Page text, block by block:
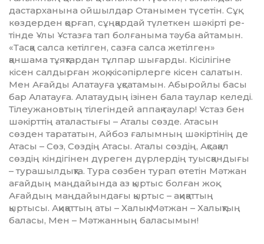
дастарханына ойшылдар Отаны­мен түсетін. Сұқ
көздерден қорғап, сұңқардай түлеткен шәкірті ре­
тінде Ұлы Ұстазға тап болғаныма тәуба айтамын.
«Тасқа салса кетіл­ген, сазға салса жетілген»
қаншама тұяқтардан тұлпар шығарды. Кісі­лігіне
кісен салдырған жоқ, кісә­пірлерге кісен салатын.
Мен Ағай­ды Алатауға ұқсатамын. Абыройлы ба­сы
бар Алатауға. Алатаудың ізі­нен бала таулар келеді.
Тілеу­жановтың тілегіндей аппақ таулар! Ұстаз бен
шәкірттің аталастығы – Аталы сөзде. Атасын
сөзден та­ра­татын, Айбоз ғалымның шәкір­ті­нің де
Атасы – Сөз, Сөздің Ата­сы. Аталы сөздің, Ақсақал
сөздің кіндігінен дүреген дүрлердің туыс­қандығы
– турашылдықта. Тура сөзбен турап өтетін Мәтжан
ағай­дың маңдайында аз қыртыс болған жоқ.
Ағайдың маңдайындағы қыртыс – ақиқаттың
қыртысы. Ақи­қаттың аты – Халық. Мәтжан – Халықтың
баласы, Мен – Мәтжанның баласымын!